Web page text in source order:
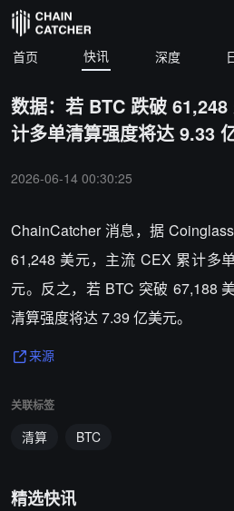
首页 快讯 深度
数据：若 BTC 跌破
计多单清算强度将达 9.33
2026-06-14 00:30:25
ChainCatcher 消息，据
61,248 美元，主流 CEX 累计多
元。反之，若 BTC 突破 67,188
清算强度将达 7.39 亿美元。
来源
关联标签
清算 BTC
精选快讯